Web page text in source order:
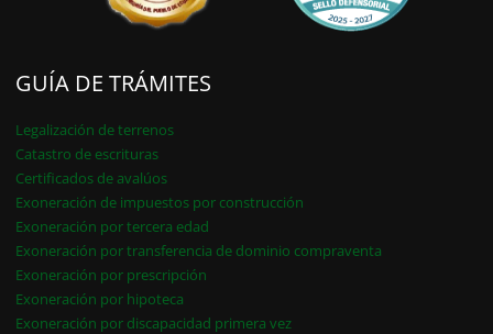
GUÍA DE TRÁMITES
Legalización de terrenos
Catastro de escrituras
Certificados de avalúos
Exoneración de impuestos por construcción
Exoneración por tercera edad
Exoneración por transferencia de dominio compraventa
Exoneración por prescripción
Exoneración por hipoteca
Exoneración por discapacidad primera vez